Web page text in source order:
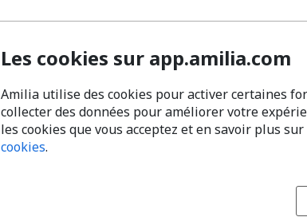
Les cookies sur app.amilia.com
Amilia utilise des cookies pour activer certaines
collecter des données pour améliorer votre
les cookies que vous acceptez et en savoir plus
cookies.